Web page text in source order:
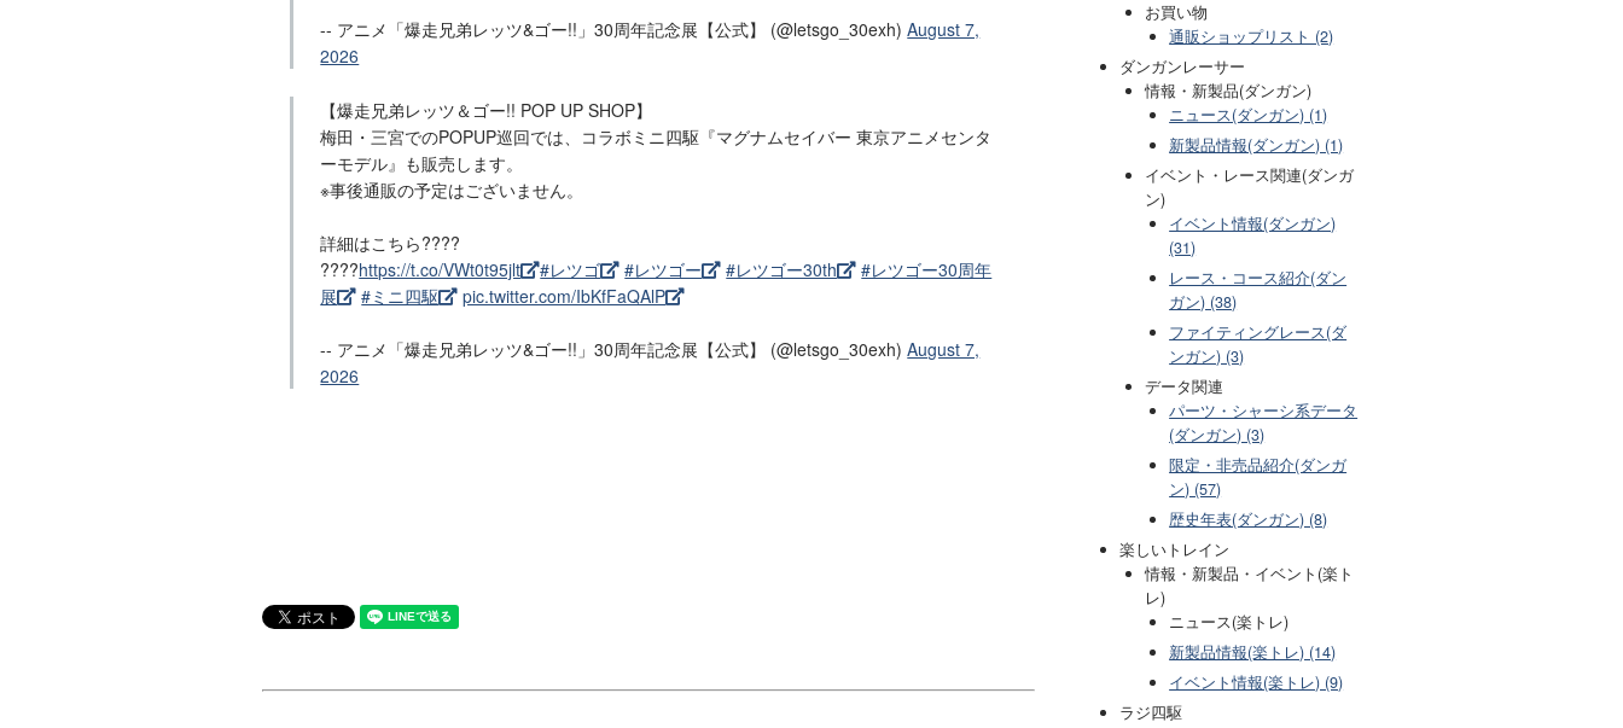
-- アニメ「爆走兄弟レッツ&ゴー!!」30周年記念展【公式】 (@letsgo_30exh)August 7,
2026
【爆走兄弟レッツ＆ゴー!! POP UP SHOP】
梅田・三宮でのPOPUP巡回では、コラボミニ四駆『マグナムセイバー 東京アニメセンタ
ーモデル』も販売します。
※事後通販の予定はございません。
詳細はこちら????
????https://t.co/VWt0t95jlt #レツゴ #レツゴー #レツゴー30th
#レツゴー30周年
展
#ミニ四駆 pic.twitter.com/IbKfFaQAlP
-- アニメ「爆走兄弟レッツ&ゴー!!」30周年記念展【公式】 (@letsgo_30exh)August 7,
2026
お買い物
通販ショップリスト (2)
ダンガンレーサー
情報・新製品(ダンガン)
ニュース(ダンガン) (1)
新製品情報(ダンガン) (1)
イベント・レース関連(ダンガ
ン)
イベント情報(ダンガン)
(31)
レース・コース紹介(ダン
ガン) (38)
ファイティングレース(ダ
ンガン) (3)
データ関連
パーツ・シャーシ系データ
(ダンガン) (3)
限定・非売品紹介(ダンガ
ン) (57)
歴史年表(ダンガン) (8)
楽しいトレイン
情報・新製品・イベント(楽ト
レ)
ニュース(楽トレ)
新製品情報(楽トレ) (14)
イベント情報(楽トレ) (9)
ラジ四駆